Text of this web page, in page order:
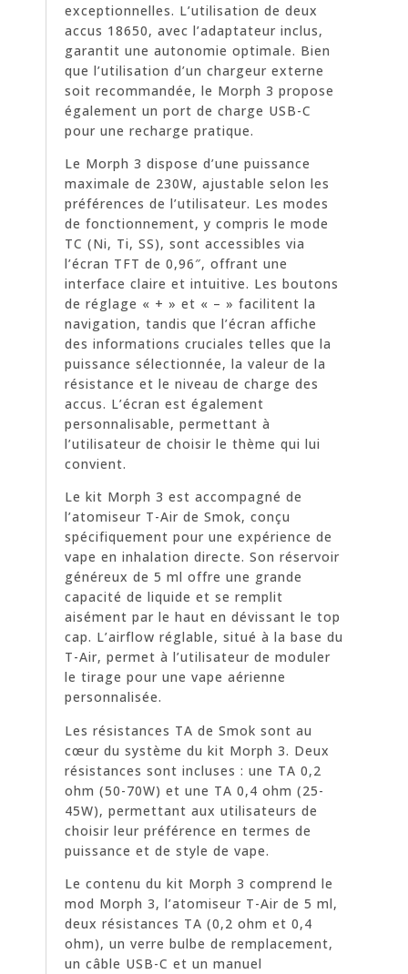
exceptionnelles. L’utilisation de deux
accus 18650, avec l’adaptateur inclus,
garantit une autonomie optimale. Bien
que l’utilisation d’un chargeur externe
soit recommandée, le Morph 3 propose
également un port de charge USB-C
pour une recharge pratique.
Le Morph 3 dispose d’une puissance
maximale de 230W, ajustable selon les
préférences de l’utilisateur. Les modes
de fonctionnement, y compris le mode
TC (Ni, Ti, SS), sont accessibles via
l’écran TFT de 0,96″, offrant une
interface claire et intuitive. Les boutons
de réglage « + » et « – » facilitent la
navigation, tandis que l’écran affiche
des informations cruciales telles que la
puissance sélectionnée, la valeur de la
résistance et le niveau de charge des
accus. L’écran est également
personnalisable, permettant à
l’utilisateur de choisir le thème qui lui
convient.
Le kit Morph 3 est accompagné de
l’atomiseur T-Air de Smok, conçu
spécifiquement pour une expérience de
vape en inhalation directe. Son réservoir
généreux de 5 ml offre une grande
capacité de liquide et se remplit
aisément par le haut en dévissant le top
cap. L’airflow réglable, situé à la base du
T-Air, permet à l’utilisateur de moduler
le tirage pour une vape aérienne
personnalisée.
Les résistances TA de Smok sont au
cœur du système du kit Morph 3. Deux
résistances sont incluses : une TA 0,2
ohm (50-70W) et une TA 0,4 ohm (25-
45W), permettant aux utilisateurs de
choisir leur préférence en termes de
puissance et de style de vape.
Le contenu du kit Morph 3 comprend le
mod Morph 3, l’atomiseur T-Air de 5 ml,
deux résistances TA (0,2 ohm et 0,4
ohm), un verre bulbe de remplacement,
un câble USB-C et un manuel